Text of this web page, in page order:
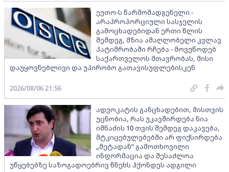
ეუთო-ს წარმომადგენელი -
არაპროპორციული სასჯელის
გამოცხადებიდან ერთი წლის
შემდეგ, მზია ამაღლობელი კვლავ
პატიმრობაში რჩება - მოვუწოდებ
საქართველოს მთავრობას, მისი
დაუყოვნებლივი და უპირობო გათავისუფლებისკენ
2026/08/06 21:56
ადვოკატის განცხადებით, მისთვის
უცნობია, რას უკავშირდება ნია
იმნაძის 10 თვის შემდეგ დაკავება,
მტკიცებულებებში არ ფიქსირდება
„მეტადან“ გამოთხოვილი
ინფორმაცია და შესაძლოა
უწყებებზე საზოგადოებრივ წნეხს ჰქონდეს ადგილი